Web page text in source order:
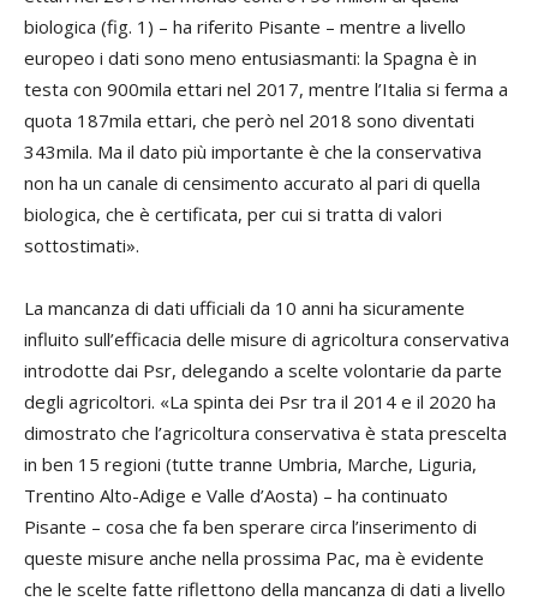
biologica (fig. 1) – ha riferito Pisante – mentre a livello
europeo i dati sono meno entusiasmanti: la Spagna è in
testa con 900mila ettari nel 2017, mentre l’Italia si ferma a
quota 187mila ettari, che però nel 2018 sono diventati
343mila. Ma il dato più importante è che la conservativa
non ha un canale di censimento accurato al pari di quella
biologica, che è certificata, per cui si tratta di valori
sottostimati».
La mancanza di dati ufficiali da 10 anni ha sicuramente
influito sull’efficacia delle misure di agricoltura conservativa
introdotte dai Psr, delegando a scelte volontarie da parte
degli agricoltori. «La spinta dei Psr tra il 2014 e il 2020 ha
dimostrato che l’agricoltura conservativa è stata prescelta
in ben 15 regioni (tutte tranne Umbria, Marche, Liguria,
Trentino Alto-Adige e Valle d’Aosta) – ha continuato
Pisante – cosa che fa ben sperare circa l’inserimento di
queste misure anche nella prossima Pac, ma è evidente
che le scelte fatte riflettono della mancanza di dati a livello